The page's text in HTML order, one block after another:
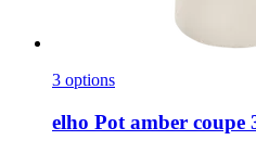
3 options
elho Pot amber coupe